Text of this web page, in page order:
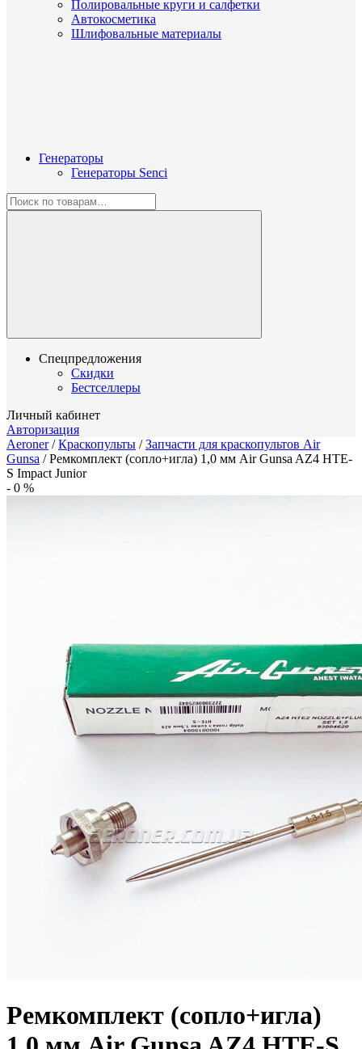
Полировальные круги и салфетки
Автокосметика
Шлифовальные материалы
Генераторы
Генераторы Senci
Спецпредложения
Скидки
Бестселлеры
Личный кабинет
Авторизация
Aeroner/Краскопульты /Запчасти для краскопультов Air
Gunsa /Ремкомплект (сопло+игла) 1,0 мм Air Gunsa AZ4 HTE-
S Impact Junior
- 0 %
Ремкомплект (сопло+игла)